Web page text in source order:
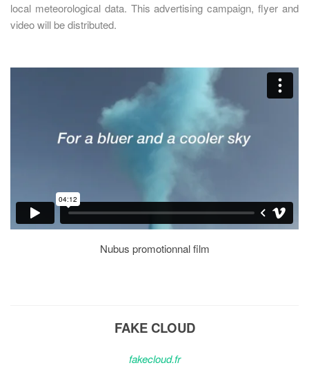
local meteorological data. This advertising campaign, flyer and
video will be distributed.
Nubus promotionnal film
FAKE CLOUD
fakecloud.fr